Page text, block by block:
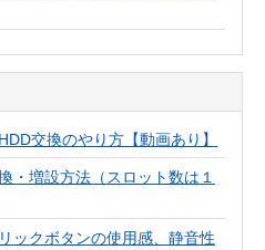
交換のやり方【動画あり】
・増設方法（スロット数は１
ックボタンの使用感、静音性